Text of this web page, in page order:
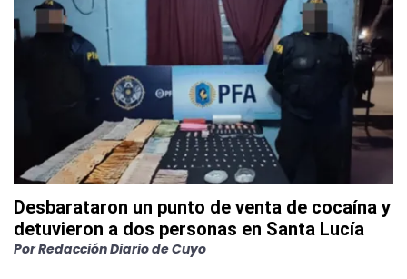
Desbarataron un punto de venta de cocaína y
detuvieron a dos personas en Santa Lucía
PorRedacción Diario de Cuyo